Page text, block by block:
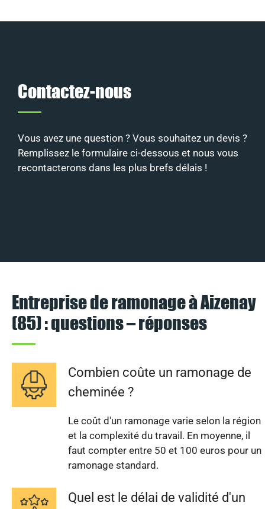
Contactez-nous
Vous avez une question ? Vous souhaitez un devis ?
Remplissez le formulaire ci-dessous et nous vous
recontacterons dans les plus brefs délais !
Entreprise de ramonage à Aizenay
(85) : questions – réponses
Combien coûte un ramonage de
cheminée ?
Le coût d'un ramonage varie selon la région
et la complexité du travail. En moyenne, il
faut compter entre 50 et 100 euros pour un
ramonage standard.
Quel est le délai de validité d'un